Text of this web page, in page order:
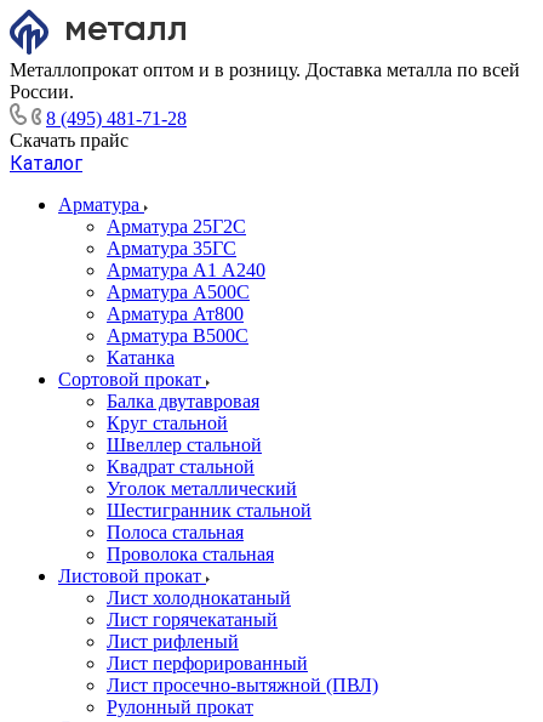
Металлопрокат оптом и в розницу. Доставка металла по всей
России.
8 (495) 481-71-28
Скачать прайс
Каталог
Арматура
Арматура 25Г2С
Арматура 35ГС
Арматура А1 А240
Арматура А500С
Арматура Ат800
Арматура В500С
Катанка
Сортовой прокат
Балка двутавровая
Круг стальной
Швеллер стальной
Квадрат стальной
Уголок металлический
Шестигранник стальной
Полоса стальная
Проволока стальная
Листовой прокат
Лист холоднокатаный
Лист горячекатаный
Лист рифленый
Лист перфорированный
Лист просечно-вытяжной (ПВЛ)
Рулонный прокат